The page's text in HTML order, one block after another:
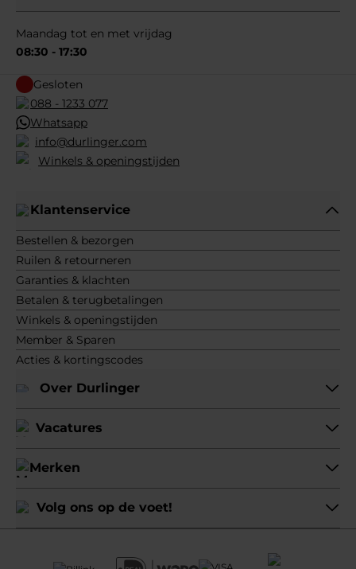
Maandag tot en met vrijdag
08:30 - 17:30
Gesloten
088 - 1233 077
Whatsapp
info@durlinger.com
Winkels & openingstijden
Klantenservice
Bestellen & bezorgen
Ruilen & retourneren
Garanties & klachten
Betalen & terugbetalingen
Winkels & openingstijden
Member & Sparen
Acties & kortingscodes
Over Durlinger
Vacatures
Merken
Volg ons op de voet!